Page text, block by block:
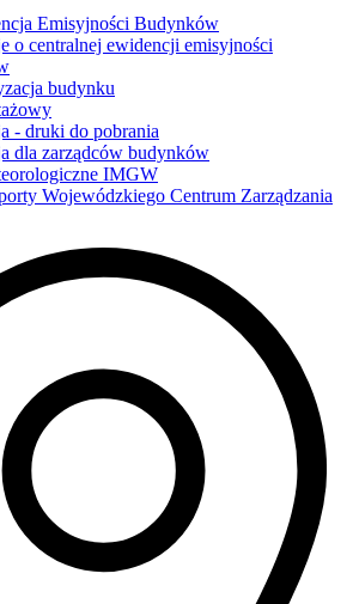
Emisyjności Budynków
o centralnej ewidencji emisyjności
budynku
- druki do pobrania
dla zarządców budynków
IMGW
Wojewódzkiego Centrum Zarządzania